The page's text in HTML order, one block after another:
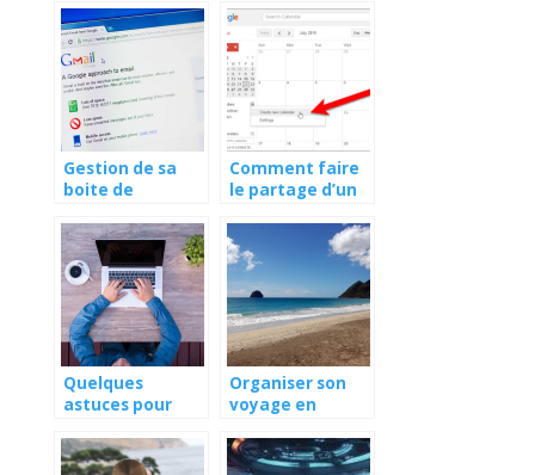
iOS et Android
Gestion de sa
boite de
gmail : quelles
sont les
meilleures
astuces ?
Comment faire
le partage d’un
avec une tierce
personne ?
Quelques
astuces pour
majuscule ?
Organiser son
voyage en
informations a
connaitre